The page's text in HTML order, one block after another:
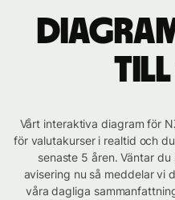
till
Vårt interaktiva diagram för
för valutakurser i realtid och
senaste 5 åren. Väntar
avisering nu så meddelar vi
våra dagliga